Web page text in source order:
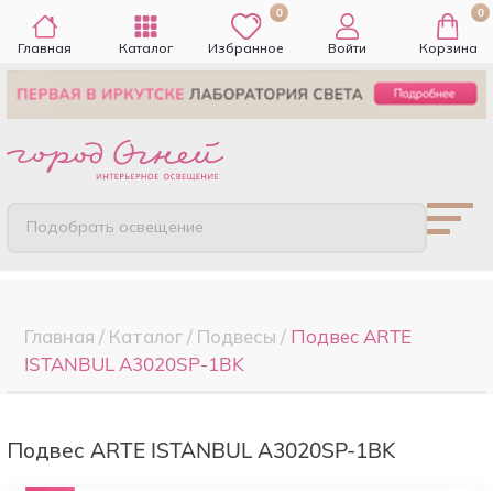
Главная Каталог
0
Избранное Войти
0
Корзина
Подобрать освещение
Главная / Каталог/ Подвесы / Подвес ARTE
ISTANBUL A3020SP-1BK
Подвес ARTE ISTANBUL A3020SP-1BK